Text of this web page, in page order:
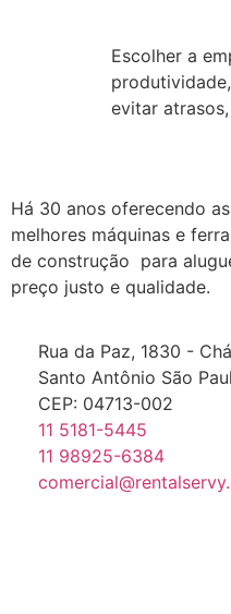
Escolher a
evitar
Há 30 anos oferecendo as
melhores máquinas e
de construção para
preço justo e qualidade.
Rua da Paz, 1830 -
Santo Antônio São
CEP: 04713-002
11 5181-5445
11 98925-6384